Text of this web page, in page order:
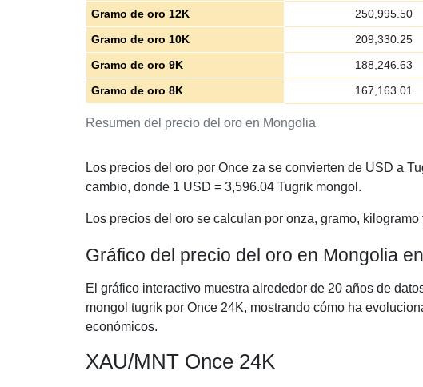
Resumen del precio del oro en Mongolia
Gramo de oro 12K
250,995.50
Gramo de oro 10K
209,330.25
Gramo de oro 9K
188,246.63
Gramo de oro 8K
167,163.01
Los precios del oro por Once za se convierten de USD a
cambio, donde 1 USD = 3,596.04 Tugrik mongol.
Los precios del oro se calculan por onza, gramo,
Gráfico del precio del oro en Mongolia
El gráfico interactivo muestra alrededor de 20 años de
mongol tugrik por Once 24K, mostrando cómo ha
económicos.
XAU/MNT Once 24K